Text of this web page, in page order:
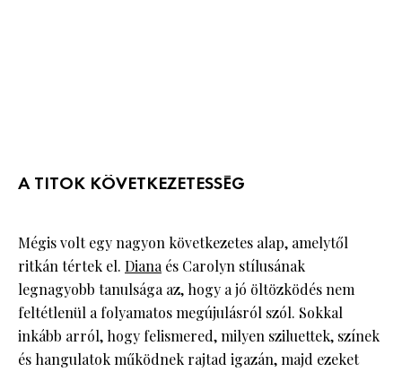
A TITOK KÖVETKEZETESSÉG
Mégis volt egy nagyon következetes alap, amelytől
ritkán tértek el. Dianaés Carolyn stílusának
legnagyobb tanulsága az, hogy a jó öltözködés nem
feltétlenül a folyamatos megújulásról szól. Sokkal
inkább arról, hogy felismered, milyen sziluettek, színek
és hangulatok működnek rajtad igazán, majd ezeket